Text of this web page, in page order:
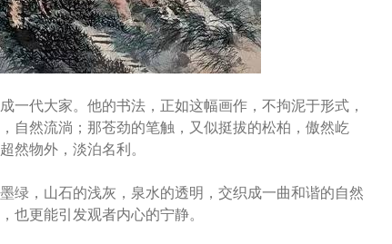
一代大家。他的书法，正如这幅画作，不拘泥于形式，
自然流淌；那苍劲的笔触，又似挺拔的松柏，傲然屹
然物外，淡泊名利。
绿，山石的浅灰，泉水的透明，交织成一曲和谐的自然
也更能引发观者内心的宁静。